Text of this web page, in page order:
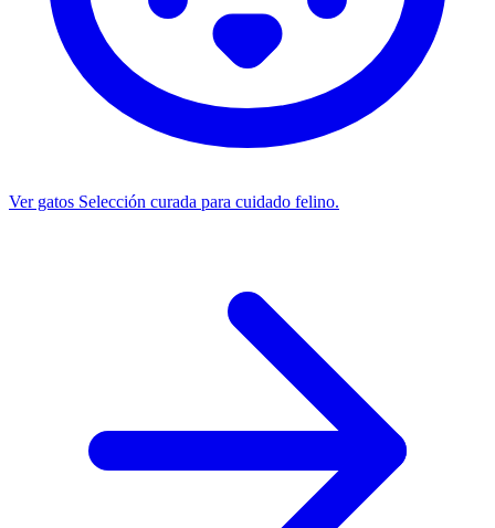
Ver gatos Selección curada para cuidado felino.